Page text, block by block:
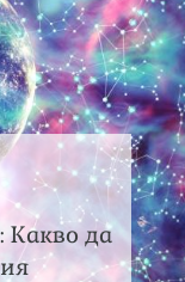
Какво да